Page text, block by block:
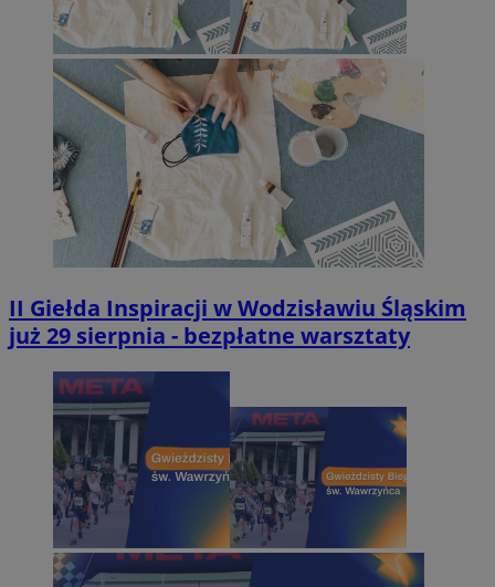
II Giełda Inspiracji w Wodzisławiu Śląskim
już 29 sierpnia - bezpłatne warsztaty